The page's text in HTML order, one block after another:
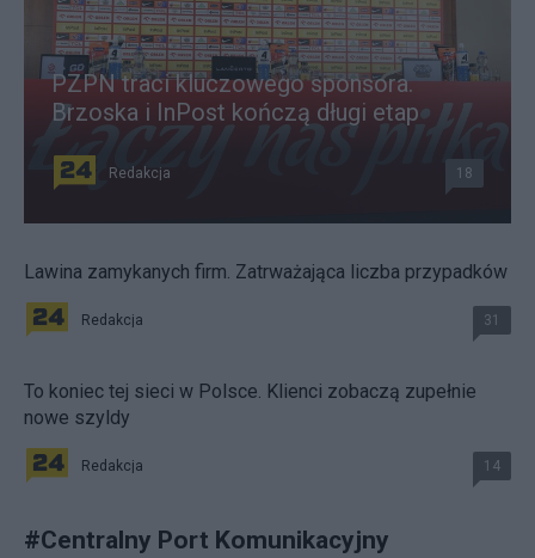
PZPN traci kluczowego sponsora.
Brzoska i InPost kończą długi etap
Redakcja 18
Lawina zamykanych firm. Zatrważająca liczba przypadków
Redakcja 31
To koniec tej sieci w Polsce. Klienci zobaczą zupełnie
nowe szyldy
Redakcja 14
#Centralny Port Komunikacyjny